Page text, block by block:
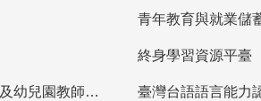
青年教育與就業儲
終身學習資源平臺
教育部高中等以下學校及幼兒園教師資格檢定考試 臺灣台語語言能力